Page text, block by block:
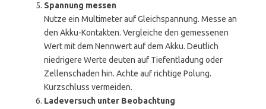
Spannung messen
Nutze ein Multimeter auf Gleichspannung. Messe an
den Akku-Kontakten. Vergleiche den gemessenen
Wert mit dem Nennwert auf dem Akku. Deutlich
niedrigere Werte deuten auf Tiefentladung oder
Zellenschaden hin. Achte auf richtige Polung.
Kurzschluss vermeiden.
Ladeversuch unter Beobachtung